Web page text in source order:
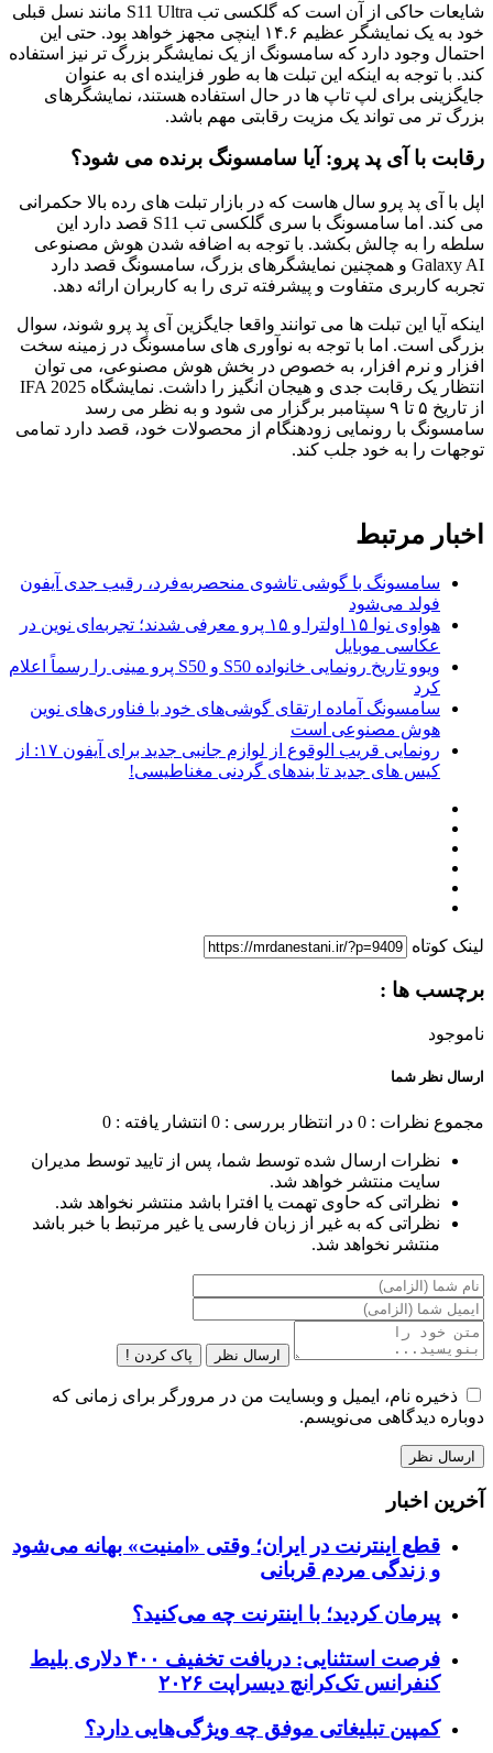
شایعات حاکی از آن است که گلکسی تب S11 Ultra مانند نسل قبلی
خود به یک نمایشگر عظیم ۱۴.۶ اینچی مجهز خواهد بود. حتی این
احتمال وجود دارد که سامسونگ از یک نمایشگر بزرگ تر نیز استفاده
کند. با توجه به اینکه این تبلت ها به طور فزاینده ای به عنوان
جایگزینی برای لپ تاپ ها در حال استفاده هستند، نمایشگرهای
بزرگ تر می تواند یک مزیت رقابتی مهم باشد.
رقابت با آی پد پرو: آیا سامسونگ برنده می شود؟
اپل با آی پد پرو سال هاست که در بازار تبلت های رده بالا حکمرانی
می کند. اما سامسونگ با سری گلکسی تب S11 قصد دارد این
سلطه را به چالش بکشد. با توجه به اضافه شدن هوش مصنوعی
Galaxy AI و همچنین نمایشگرهای بزرگ، سامسونگ قصد دارد
تجربه کاربری متفاوت و پیشرفته تری را به کاربران ارائه دهد.
اینکه آیا این تبلت ها می توانند واقعا جایگزین آی پد پرو شوند، سوال
بزرگی است. اما با توجه به نوآوری های سامسونگ در زمینه سخت
افزار و نرم افزار، به خصوص در بخش هوش مصنوعی، می توان
انتظار یک رقابت جدی و هیجان انگیز را داشت. نمایشگاه IFA 2025
از تاریخ ۵ تا ۹ سپتامبر برگزار می شود و به نظر می رسد
سامسونگ با رونمایی زودهنگام از محصولات خود، قصد دارد تمامی
توجهات را به خود جلب کند.
اخبار مرتبط
سامسونگ با گوشی تاشوی منحصربه‌فرد، رقیب جدی آیفون
فولد می‌شود
هواوی نوا ۱۵ اولترا و ۱۵ پرو معرفی شدند؛ تجربه‌ای نوین در
عکاسی موبایل
ویوو تاریخ رونمایی خانواده S50 و S50 پرو مینی را رسماً اعلام
کرد
سامسونگ آماده ارتقای گوشی‌های خود با فناوری‌های نوین
هوش مصنوعی است
رونمایی قریب الوقوع از لوازم جانبی جدید برای آیفون ۱۷: از
کیس های جدید تا بندهای گردنی مغناطیسی!
لینک کوتاه
برچسب ها :
ناموجود
ارسال نظر شما
مجموع نظرات : 0 در انتظار بررسی : 0 انتشار یافته : 0
نظرات ارسال شده توسط شما، پس از تایید توسط مدیران
سایت منتشر خواهد شد.
نظراتی که حاوی تهمت یا افترا باشد منتشر نخواهد شد.
نظراتی که به غیر از زبان فارسی یا غیر مرتبط با خبر باشد
منتشر نخواهد شد.
ارسال نظر پاک کردن !
ذخیره نام، ایمیل و وبسایت من در مرورگر برای زمانی که
دوباره دیدگاهی می‌نویسم.
آخرین اخبار
قطع اینترنت در ایران؛ وقتی «امنیت» بهانه می‌شود
و زندگی مردم قربانی
پیرمان کردید؛ با اینترنت چه می‌کنید؟
فرصت استثنایی: دریافت تخفیف ۴۰۰ دلاری بلیط
کنفرانس تک‌کرانچ دیسراپت ۲۰۲۶
کمپین تبلیغاتی موفق چه ویژگی‌هایی دارد؟